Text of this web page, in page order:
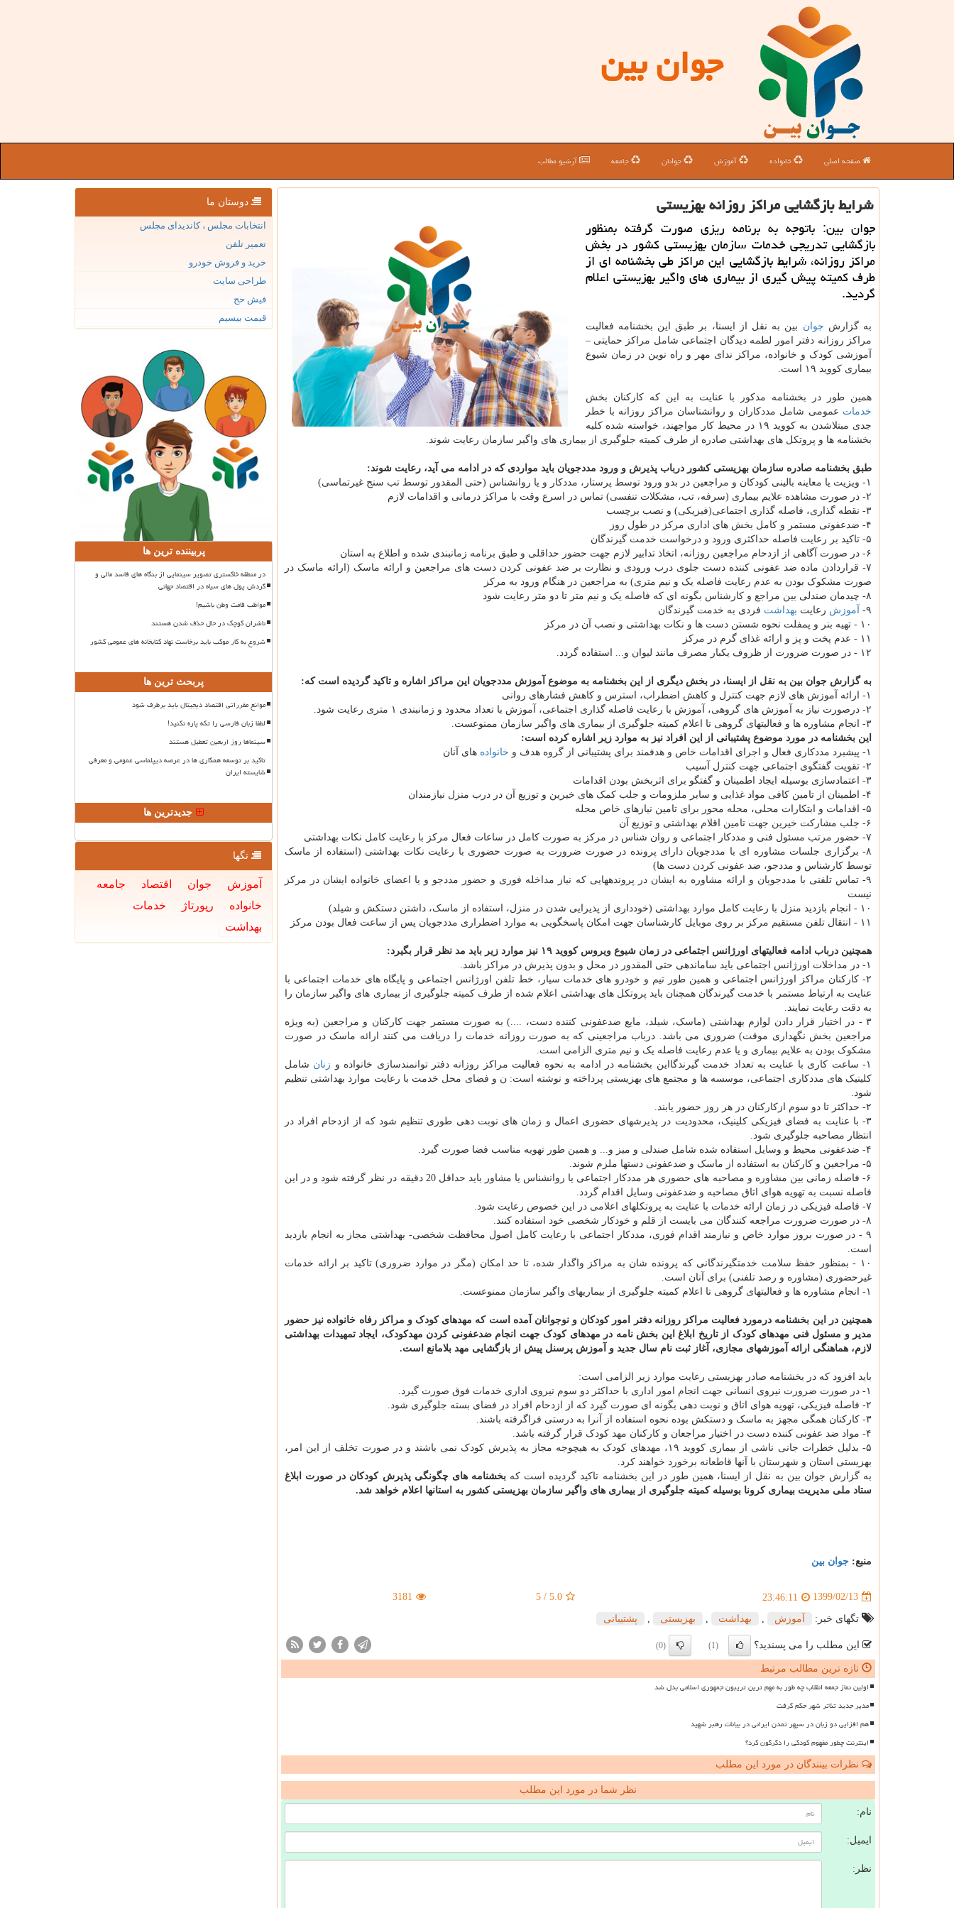
جوان بین
صفحه اصلی خانواده آموزش جوانان جامعه آرشیو مطالب
شرایط بازگشایی مراكز روزانه بهزیستی
جوان بین: باتوجه به برنامه ریزی صورت گرفته بمنظور
بازگشایی تدریجی خدمات سازمان بهزیستی كشور در بخش
مراكز روزانه، شرایط بازگشایی این مراكز طی بخشنامه ای از
طرف كمیته پیش گیری از بیماری های واگیر بهزیستی اعلام
گردید.
به گزارش جوان بین به نقل از ایسنا، بر طبق این بخشنامه فعالیت
مراکز روزانه دفتر امور لطمه دیدگان اجتماعی شامل مراکز حمایتی –
آموزشی کودک و خانواده، مراکز ندای مهر و راه نوین در زمان شیوع
بیماری کووید ۱۹ است.
همین طور در بخشنامه مذکور با عنایت به این که کارکنان بخش
خدمات عمومی شامل مددکاران و روانشناسان مراکز روزانه با خطر
جدی مبتلاشدن به کووید ۱۹ در محیط کار مواجهند، خواسته شده کلیه
بخشنامه ها و پروتکل های بهداشتی صادره از طرف کمیته جلوگیری از بیماری های واگیر سازمان رعایت شوند.
طبق بخشنامه صادره سازمان بهزیستی کشور درباب پذیرش و ورود مددجویان باید مواردی که در ادامه می آید، رعایت شوند:
۱- ویزیت یا معاینه بالینی کودکان و مراجعین در بدو ورود توسط پرستار، مددکار و یا روانشناس (حتی المقدور توسط تب سنج غیرتماسی)
۲- در صورت مشاهده علایم بیماری (سرفه، تب، مشکلات تنفسی) تماس در اسرع وقت با مراکز درمانی و اقدامات لازم
۳- نقطه گذاری، فاصله گذاری اجتماعی(فیزیکی) و نصب برچسب
۴- ضدعفونی مستمر و کامل بخش های اداری مرکز در طول روز
۵- تاکید بر رعایت فاصله حداکثری ورود و درخواست خدمت گیرندگان
۶- در صورت آگاهی از ازدحام مراجعین روزانه، اتخاذ تدابیر لازم جهت حضور حداقلی و طبق برنامه زمانبندی شده و اطلاع به استان
۷- قراردادن ماده ضد عفونی کننده دست جلوی درب ورودی و نظارت بر ضد عفونی کردن دست های مراجعین و ارائه ماسک (ارائه ماسک در
صورت مشکوک بودن به عدم رعایت فاصله یک و نیم متری) به مراجعین در هنگام ورود به مرکز
۸- چیدمان صندلی بین مراجع و کارشناس بگونه ای که فاصله یک و نیم متر تا دو متر رعایت شود
۹-
آموزش رعایت بهداشت فردی به خدمت گیرندگان
۱۰ - تهیه بنر و پمفلت نحوه شستن دست ها و نکات بهداشتی و نصب آن در مرکز
۱۱ - عدم پخت و پز و ارائه غذای گرم در مرکز
۱۲ - در صورت ضرورت از ظروف یکبار مصرف مانند لیوان و... استفاده گردد.
به گزارش جوان بین به نقل از ایسنا، در بخش دیگری از این بخشنامه به موضوع آموزش مددجویان این مراکز اشاره و تاکید گردیده است که:
۱- ارائه آموزش های لازم جهت کنترل و کاهش اضطراب، استرس و کاهش فشارهای روانی
۲- درصورت نیاز به آموزش های گروهی، آموزش با رعایت فاصله گذاری اجتماعی، آموزش با تعداد محدود و زمانبندی ۱ متری رعایت شود.
۳- انجام مشاوره ها و فعالیتهای گروهی تا اعلام کمیته جلوگیری از بیماری های واگیر سازمان ممنوعست.
این بخشنامه در مورد موضوع پشتیبانی از این افراد نیز به موارد زیر اشاره کرده است:
۱- پیشبرد مددکاری فعال و اجرای اقدامات خاص و هدفمند برای پشتیبانی از گروه هدف و
خانواده های آنان
۲- تقویت گفتگوی اجتماعی جهت کنترل آسیب
۳- اعتمادسازی بوسیله ایجاد اطمینان و گفتگو برای اثربخش بودن اقدامات
۴- اطمینان از تامین کافی مواد غذایی و سایر ملزومات و جلب کمک های خیرین و توزیع آن در درب منزل نیازمندان
۵- اقدامات و ابتکارات محلی، محله محور برای تامین نیازهای خاص محله
۶- جلب مشارکت خیرین جهت تامین اقلام بهداشتی و توزیع آن
۷- حضور مرتب مسئول فنی و مددکار اجتماعی و روان شناس در مرکز به صورت کامل در ساعات فعال مرکز با رعایت کامل نکات بهداشتی
۸- برگزاری جلسات مشاوره ای با مددجویان دارای پرونده در صورت ضرورت به صورت حضوری با رعایت نکات بهداشتی (استفاده از ماسک
توسط کارشناس و مددجو، ضد عفونی کردن دست ها)
۹- تماس تلفنی با مددجویان و ارائه مشاوره به ایشان در پروندههایی که نیاز مداخله فوری و حضور مددجو و یا اعضای خانواده ایشان در مرکز
نیست
۱۰ - انجام بازدید منزل با رعایت کامل موارد بهداشتی (خودداری از پذیرایی شدن در منزل، استفاده از ماسک، داشتن دستکش و شیلد)
۱۱ - انتقال تلفن مستقیم مرکز بر روی موبایل کارشناسان جهت امکان پاسخگویی به موارد اضطراری مددجویان پس از ساعت فعال بودن مرکز
همچنین درباب ادامه فعالیتهای اورژانس اجتماعی در زمان شیوع ویروس کووید ۱۹ نیز موارد زیر باید مد نظر قرار بگیرد:
۱- در مداخلات اورژانس اجتماعی باید ساماندهی حتی المقدور در محل و بدون پذیرش در مراکز باشد.
۲- کارکنان مراکز اورژانس اجتماعی و همین طور تیم و خودرو های خدمات سیار، خط تلفن اورژانس اجتماعی و پایگاه های خدمات اجتماعی با
عنایت به ارتباط مستمر با خدمت گیرندگان همچنان باید پروتکل های بهداشتی اعلام شده از طرف کمیته جلوگیری از بیماری های واگیر سازمان را
به دقت رعایت نمایند.
۳ - در اختیار قرار دادن لوازم بهداشتی (ماسک، شیلد، مایع ضدعفونی کننده دست، ....) به صورت مستمر جهت کارکنان و مراجعین (به ویژه
مراجعین بخش نگهداری موقت) ضروری می باشد. درباب مراجعینی که به صورت روزانه خدمات را دریافت می کنند ارائه ماسک در صورت
مشکوک بودن به علایم بیماری و یا عدم رعایت فاصله یک و نیم متری الزامی است.
۱- ساعت کاری با عنایت به تعداد خدمت گیرندگااین بخشنامه در ادامه به نحوه فعالیت مراکز روزانه دفتر توانمندسازی خانواده و
زنان شامل
کلینیک های مددکاری اجتماعی، موسسه ها و مجتمع های بهزیستی پرداخته و نوشته است: ن و فضای محل خدمت با رعایت موارد بهداشتی تنظیم
شود.
۲- حداکثر تا دو سوم ازکارکنان در هر روز حضور یابند.
۳- با عنایت به فضای فیزیکی کلینیک، محدودیت در پذیرشهای حضوری اعمال و زمان های نوبت دهی طوری تنظیم شود که از ازدحام افراد در
انتظار مصاحبه جلوگیری شود.
۴- ضدعفونی محیط و وسایل استفاده شده شامل صندلی و میز و... و همین طور تهویه مناسب فضا صورت گیرد.
۵- مراجعین و کارکنان به استفاده از ماسک و ضدعفونی دستها ملزم شوند.
۶- فاصله زمانی بین مشاوره و مصاحبه های حضوری هر مددکار اجتماعی یا روانشناس یا مشاور باید حداقل 20 دقیقه در نظر گرفته شود و در این
فاصله نسبت به تهویه هوای اتاق مصاحبه و ضدعفونی وسایل اقدام گردد.
۷- فاصله فیزیکی در زمان ارائه خدمات با عنایت به پروتکلهای اعلامی در این خصوص رعایت شود.
۸- در صورت ضرورت مراجعه کنندگان می بایست از قلم و خودکار شخصی خود استفاده کنند.
۹ - در صورت بروز موارد خاص و نیازمند اقدام فوری، مددکار اجتماعی با رعایت کامل اصول محافظت شخصی- بهداشتی مجاز به انجام بازدید
است.
۱۰ - بمنظور حفظ سلامت خدمتگیرندگانی که پرونده شان به مراکز واگذار شده، تا حد امکان (مگر در موارد ضروری) تاکید بر ارائه خدمات
غیرحضوری (مشاوره و رصد تلفنی) برای آنان است.
۱- انجام مشاوره ها و فعالیتهای گروهی تا اعلام کمیته جلوگیری از بیماریهای واگیر سازمان ممنوعست.
همچنین در این بخشنامه درمورد فعالیت مراکز روزانه دفتر امور کودکان و نوجوانان آمده است که مهدهای کودک و مراکز رفاه خانواده نیز حضور
مدیر و مسئول فنی مهدهای کودک از تاریخ ابلاغ این بخش نامه در مهدهای کودک جهت انجام ضدعفونی کردن مهدکودک، ایجاد تمهیدات بهداشتی
لازم، هماهنگی ارائه آموزشهای مجازی، آغاز ثبت نام سال جدید و آموزش پرسنل پیش از بازگشایی مهد بلامانع است.
باید افزود که در بخشنامه صادر بهزیستی رعایت موارد زیر الزامی است:
۱- در صورت ضرورت نیروی انسانی جهت انجام امور اداری با حداکثر دو سوم نیروی اداری خدمات فوق صورت گیرد.
۲- فاصله فیزیکی، تهویه هوای اتاق و نوبت دهی بگونه ای صورت گیرد که از ازدحام افراد در فضای بسته جلوگیری شود.
۳- کارکنان همگی مجهز به ماسک و دستکش بوده نحوه استفاده از آنرا به درستی فراگرفته باشند.
۴- مواد ضد عفونی کننده دست در اختیار مراجعان و کارکنان مهد کودک قرار گرفته باشد.
۵- بدلیل خطرات جانی ناشی از بیماری کووید ۱۹، مهدهای کودک به هیچوجه مجاز به پذیرش کودک نمی باشند و در صورت تخلف از این امر،
بهزیستی استان و شهرستان با آنها قاطعانه برخورد خواهند کرد.
به گزارش جوان بین به نقل از ایسنا، همین طور در این بخشنامه تاکید گردیده است کهبخشنامه های چگونگی پذیرش کودکان در صورت ابلاغ
ستاد ملی مدیریت بیماری کرونا بوسیله کمیته جلوگیری از بیماری های واگیر سازمان بهزیستی کشور به استانها اعلام خواهد شد.
منبع: جوان بین
1399/02/13
23:46:11
5.0
/
5
3181
تگهای خبر: آموزش بهداشت بهزیستی پشتیبانی
این مطلب را می پسندید؟ (1)
(0)
تازه ترین مطالب مرتبط
اولین نماز جمعه انقلاب چه طور به مهم ترین تریبون جمهوری اسلامی بدل شد
مدیر جدید تئاتر شهر حکم گرفت
هم افزایی دو زبان در سپهر تمدن ایرانی در بیانات رهبر شهید
اینترنت چطور مفهوم کودکی را دگرگون کرد؟
نظرات بینندگان در مورد این مطلب
نظر شما در مورد این مطلب
نام:
ایمیل:
نظر:
دوستان ما
انتخابات مجلس ، کاندیدای مجلس
تعمیر تلفن
خرید و فروش خودرو
طراحی سایت
فیش حج
قیمت بیسیم
پربیننده ترین ها
در منطقه خاکستری تصویر سینمایی از بنگاه های فاسد مالی و
گردش پول های سیاه در اقتصاد جهانی
مواظب قامت وطن باشیم!
ناشران کوچک در حال حذف شدن هستند
شروع به کار موکب باید برخاست نهاد کتابخانه های عمومی کشور
پربحث ترین ها
موانع مقرراتی اقتصاد دیجیتال باید برطرف شود
لطفا زبان فارسی را تکه پاره نکنید!
سینماها روز اربعین تعطیل هستند
تاکید بر توسعه همکاری ها در عرصه دیپلماسی عمومی و معرفی
شایسته ایران
جدیدترین ها
تگها
آموزش جوان اقتصاد
جامعه
خانواده
رپورتاژ
خدمات
بهداشت